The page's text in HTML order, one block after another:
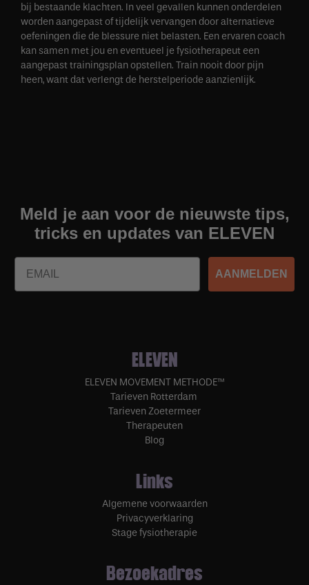
bij bestaande klachten. In veel gevallen kunnen onderdelen
worden aangepast of tijdelijk vervangen door alternatieve
oefeningen die de blessure niet belasten. Een ervaren coach
kan samen met jou en eventueel je fysiotherapeut een
aangepast trainingsplan opstellen. Train nooit door pijn
heen, want dat verlengt de herstelperiode aanzienlijk.
Meld je aan voor de nieuwste tips,
tricks en updates van ELEVEN
Email
AANMELDEN
ELEVEN
ELEVEN MOVEMENT METHODE™
Tarieven Rotterdam
Tarieven Zoetermeer
Therapeuten
Blog
Links
Algemene voorwaarden
Privacyverklaring
Stage fysiotherapie
Bezoekadres